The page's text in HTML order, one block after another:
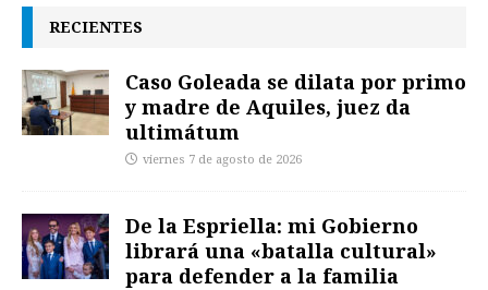
RECIENTES
Caso Goleada se dilata por primo
y madre de Aquiles, juez da
ultimátum
viernes 7 de agosto de 2026
De la Espriella: mi Gobierno
librará una «batalla cultural»
para defender a la familia